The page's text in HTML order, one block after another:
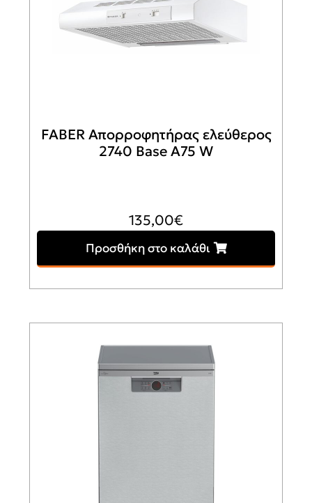
FABER Απορροφητήρας ελεύθερος
2740 Base A75 W
135,00€
Προσθήκη στο καλάθι